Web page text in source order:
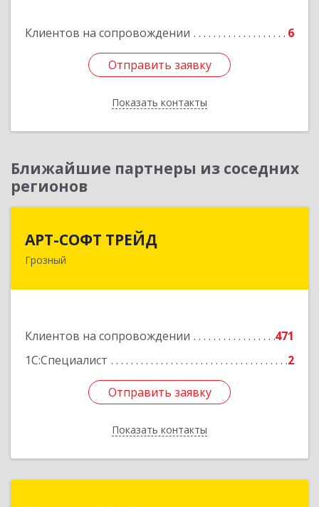
Клиентов на сопровождении 6
Отправить заявку
Показать контакты
Отправить заявку
Назад
Ближайшие партнеры из соседних
регионов
АРТ-СОФТ ТРЕЙД
Грозный
Клиентов на сопровождении
471
1С:Специалист
2
Отправить заявку
Показать контакты
364013, Чеченская Респ, Грозный г, Полярников
Отправить заявку
Назад